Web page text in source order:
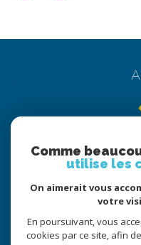
© 2022
Nos
Comme
utilise les
On aimerait vous
votre
En poursuivant, vous
cookies par ce site, afin